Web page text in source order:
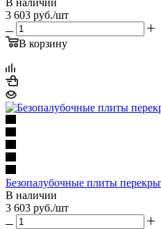
3 603 руб./шт
В корзину
Безопалубочные плиты
В наличии
3 603 руб./шт